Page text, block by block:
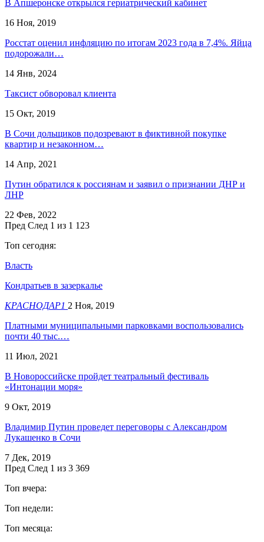
В Апшеронске открылся гериатрический кабинет
16 Ноя, 2019
Росстат оценил инфляцию по итогам 2023 года в 7,4%. Яйца
подорожали…
14 Янв, 2024
Таксист обворовал клиента
15 Окт, 2019
В Сочи дольщиков подозревают в фиктивной покупке
квартир и незаконном…
14 Апр, 2021
Путин обратился к россиянам и заявил о признании ДНР и
ЛНР
22 Фев, 2022
Пред След 1 из 1 123
Топ сегодня:
Власть
Кондратьев в зазеркалье
КРАСНОДАР1 2 Ноя, 2019
Платными муниципальными парковками воспользовались
почти 40 тыс.…
11 Июл, 2021
В Новороссийске пройдет театральный фестиваль
«Интонации моря»
9 Окт, 2019
Владимир Путин проведет переговоры с Александром
Лукашенко в Сочи
7 Дек, 2019
Пред След 1 из 3 369
Топ вчера:
Топ недели:
Топ месяца: